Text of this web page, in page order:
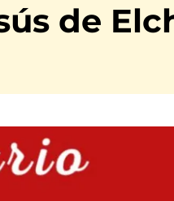
de